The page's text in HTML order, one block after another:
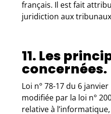
français. Il est fait
juridiction aux
11. Les
concernées.
Loi n° 78-17 du 6
modifiée par la loi n°
relative à